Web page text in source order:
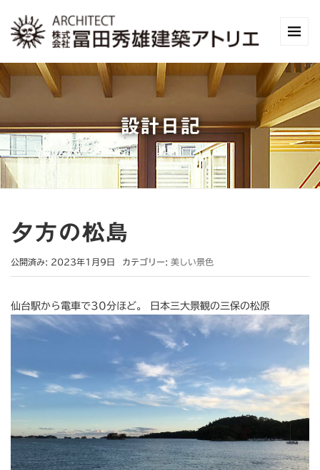
設計日記
夕方の松島
公開済み: 2023年1月9日 カテゴリー: 美しい景色
仙台駅から電車で30分ほど。 日本三大景観の三保の松原